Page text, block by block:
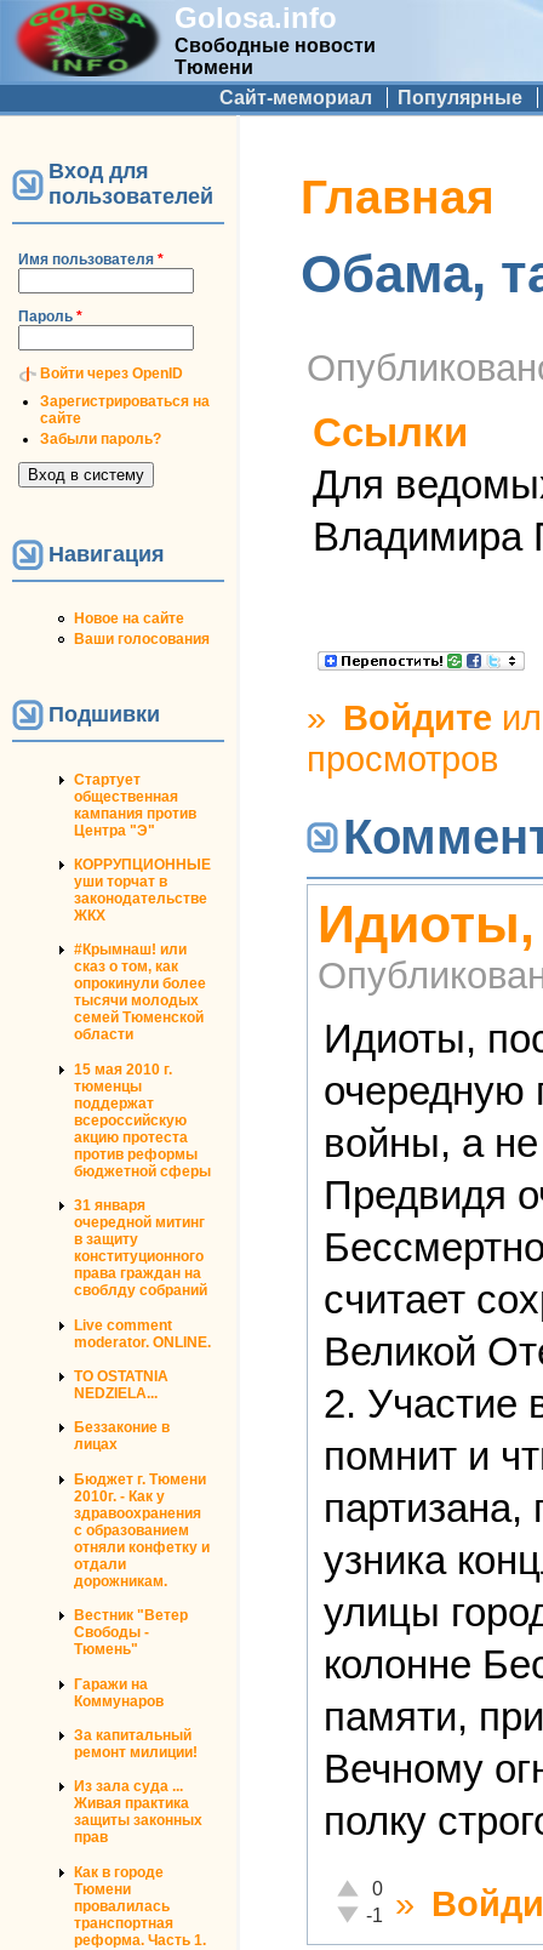
Golosa.info
Свободные новости
Тюмени
Дополнительное меню
Сайт-мемориал Популярные
Вход для
пользователей
Имя пользователя *
Пароль *
Войти через OpenID
Зарегистрироваться на
сайте
Забыли пароль?
Навигация
Новое на сайте
Ваши голосования
Подшивки
Стартует
общественная
кампания против
Центра "Э"
КОРРУПЦИОННЫЕ
уши торчат в
законодательстве
ЖКХ
#Крымнаш! или
сказ о том, как
опрокинули более
тысячи молодых
семей Тюменской
области
15 мая 2010 г.
тюменцы
поддержат
всероссийскую
акцию протеста
против реформы
бюджетной сферы
31 января
очередной митинг
в защиту
конституционного
права граждан на
своблду собраний
Live comment
moderator. ONLINE.
TO OSTATNIA
NEDZIELA...
Беззаконие в
лицах
Бюджет г. Тюмени
2010г. - Как у
здравоохранения
с образованием
отняли конфетку и
отдали
дорожникам.
Вестник "Ветер
Свободы -
Тюмень"
Гаражи на
Коммунаров
За капитальный
ремонт милиции!
Из зала суда ...
Живая практика
защиты законных
прав
Как в городе
Тюмени
провалилась
транспортная
реформа. Часть 1.
Вы здесь
Главная
Обама,
Ссылки
Для
Владимира
» Войдите
просмотров
Идиоты,
очередную
войны, а
Предвидя
считает
Великой
2. Участие
помнит и
узника
улицы
колонне
памяти,
Вечному
полку
Отлично!
0
Неадекватно!
-1 »